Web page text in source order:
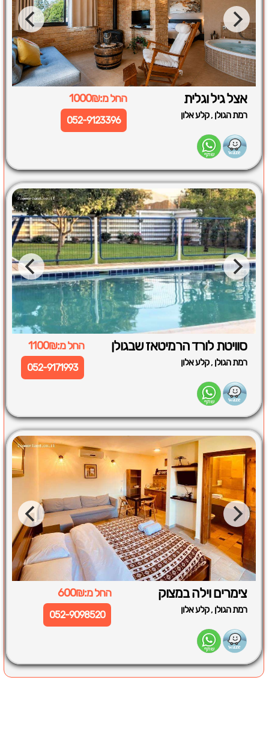
אצל גיל וגלית החל מ:1000₪
רמת הגולן ,קלע אלון 052-9123396
סוויטת לורד הרמיטאז שבגולן החל מ:1100₪
רמת הגולן ,קלע אלון 052-9171993
צימרים וילה במצוק החל מ:600₪
רמת הגולן ,קלע אלון 052-9098520